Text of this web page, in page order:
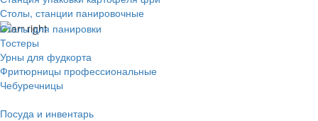
Столы, станции панировочные
Столы для панировки
Тостеры
Урны для фудкорта
Фритюрницы профессиональные
Чебуречницы
Посуда и инвентарь